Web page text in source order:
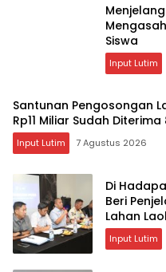
Menjelang
Siswa
Input Lutim
Santunan Pengosongan
Rp11 Miliar Sudah
Input Lutim 7 Agustus 2026
Di
Beri
Lahan
Input Lutim